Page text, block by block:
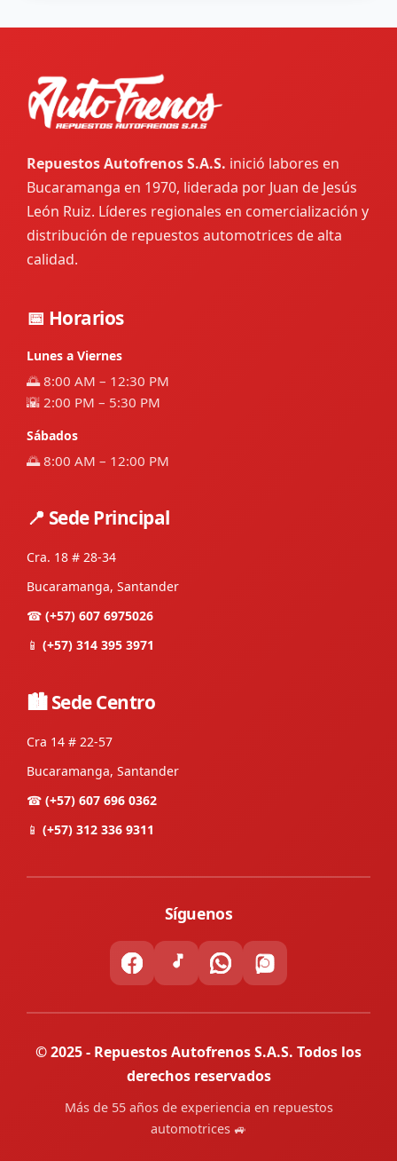
Repuestos Autofrenos S.A.S. inició labores en
Bucaramanga en 1970, liderada por Juan de Jesús
León Ruiz. Líderes regionales en comercialización y
distribución de repuestos automotrices de alta
calidad.
📅 Horarios
Lunes a Viernes
🌅 8:00 AM – 12:30 PM
🌇 2:00 PM – 5:30 PM
Sábados
🌅 8:00 AM – 12:00 PM
📍 Sede Principal
Cra. 18 # 28-34
Bucaramanga, Santander
☎ (+57) 607 6975026
📱 (+57) 314 395 3971
🏙 Sede Centro
Cra 14 # 22-57
Bucaramanga, Santander
☎ (+57) 607 696 0362
📱 (+57) 312 336 9311
Síguenos
© 2025 - Repuestos Autofrenos S.A.S. Todos los
derechos reservados
Más de 55 años de experiencia en repuestos
automotrices 🚙